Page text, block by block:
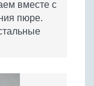
вместе с
пюре.